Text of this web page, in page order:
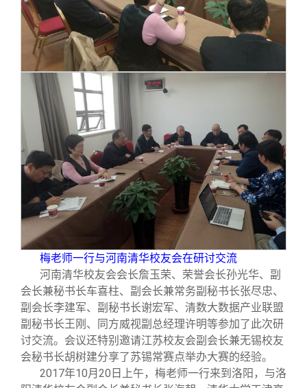
梅老师一行与河南清华校友会在研讨交流
河南清华校友会会长詹玉荣、荣誉会长孙光华、副
会长兼秘书长车喜柱、副会长兼常务副秘书长张尽忠、
副会长李建军、副秘书长谢宏军、清数大数据产业联盟
副秘书长王刚、同方威视副总经理许明等参加了此次研
讨交流。会议还特别邀请江苏校友会副会长兼无锡校友
会秘书长胡树建分享了苏锡常赛点举办大赛的经验。
2017年10月20日上午，梅老师一行来到洛阳，与洛